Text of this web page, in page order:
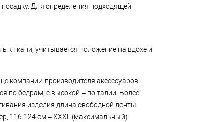
Для определения подходящей
к ткани, учитывается положение на вдохе и
компании-производителя аксессуаров
по бедрам, с высокой – по талии. Более
изделия длина свободной ленты
116-124 см – XXXL (максимальный).